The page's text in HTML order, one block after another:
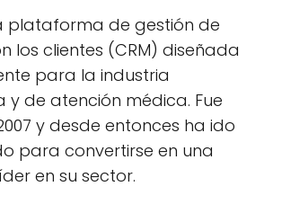
plataforma de gestión de
los clientes (CRM) diseñada
para la industria
de atención médica. Fue
y desde entonces ha ido
para convertirse en una
en su sector.